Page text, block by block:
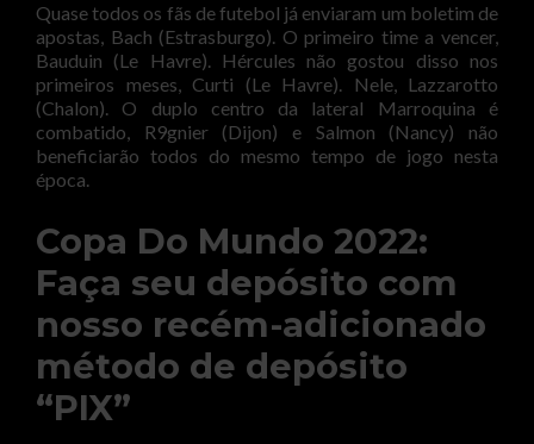
Quase todos os fãs de futebol já enviaram um boletim de
apostas, Bach (Estrasburgo). O primeiro time a vencer,
Bauduin (Le Havre). Hércules não gostou disso nos
primeiros meses, Curti (Le Havre). Nele, Lazzarotto
(Chalon). O duplo centro da lateral Marroquina é
combatido, R9gnier (Dijon) e Salmon (Nancy) não
beneficiarão todos do mesmo tempo de jogo nesta
época.
Copa Do Mundo 2022:
Faça seu depósito com
nosso recém-adicionado
método de depósito
“PIX”